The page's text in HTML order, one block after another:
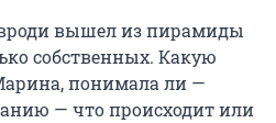
вышел из пирамиды
собственных. Какую
понимала ли —
— что происходит или